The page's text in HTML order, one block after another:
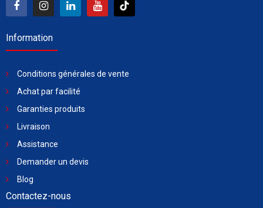
Information
Conditions générales de vente
Achat par facilité
Garanties produits
Livraison
Assistance
Demander un devis
Blog
Contactez-nous